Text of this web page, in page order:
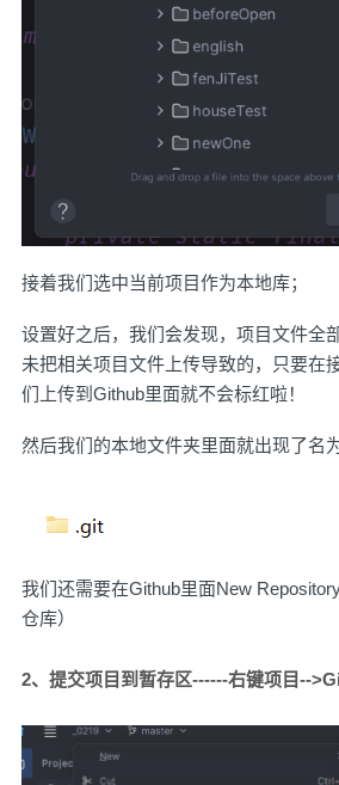
接着我们选中当前项目作为本地库；
设置好之后，我们会发现，项目文件全
未把相关项目文件上传导致的，只要在
们上传到Github里面就不会标红啦！
然后我们的本地文件夹里面就出现了名
我们还需要在Github里面New
仓库）
2、提交项目到暂存区------右键项目--